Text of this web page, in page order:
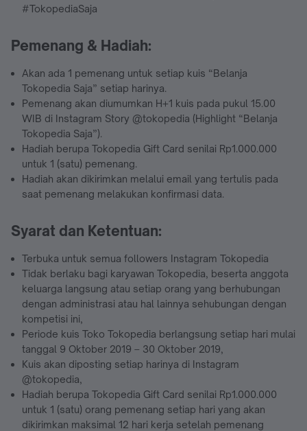
#TokopediaSaja
Pemenang & Hadiah:
Akan ada 1 pemenang untuk setiap kuis “Belanja
Tokopedia Saja” setiap harinya.
Pemenang akan diumumkan H+1 kuis pada pukul 15.00
WIB di Instagram Story @tokopedia (Highlight “Belanja
Tokopedia Saja”).
Hadiah berupa Tokopedia Gift Card senilai Rp1.000.000
untuk 1 (satu) pemenang.
Hadiah akan dikirimkan melalui email yang tertulis pada
saat pemenang melakukan konfirmasi data.
Syarat dan Ketentuan:
Terbuka untuk semua followers Instagram Tokopedia
Tidak berlaku bagi karyawan Tokopedia, beserta anggota
keluarga langsung atau setiap orang yang berhubungan
dengan administrasi atau hal lainnya sehubungan dengan
kompetisi ini,
Periode kuis Toko Tokopedia berlangsung setiap hari mulai
tanggal 9 Oktober 2019 – 30 Oktober 2019,
Kuis akan diposting setiap harinya di Instagram
@tokopedia,
Hadiah berupa Tokopedia Gift Card senilai Rp1.000.000
untuk 1 (satu) orang pemenang setiap hari yang akan
dikirimkan maksimal 12 hari kerja setelah pemenang